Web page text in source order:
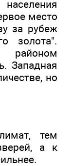
место
за рубеж
золота".
районом
Западная
но
тем
а к